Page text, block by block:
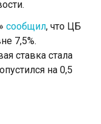
сообщил, что ЦБ
7,5%.
ставка стала
на 0,5